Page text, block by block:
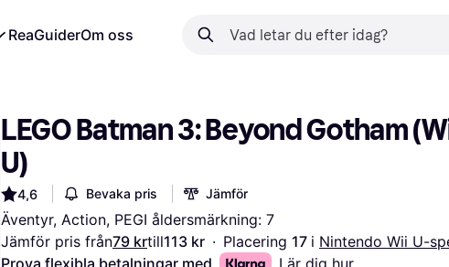
ReaGuiderOm oss
LEGO Batman 3: Beyond Gotham
U)
4,6 Bevaka pris Jämför
Äventyr, Action, PEGI åldersmärkning: 7
Jämför pris från79 krtill113 kr · Placering 17 i Nintendo Wii U-
Prova flexibla betalningar med
Lär dig hur